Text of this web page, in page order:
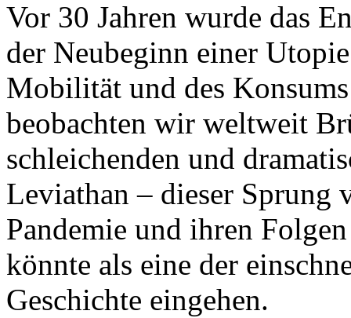
Vor 30 Jahren wurde das
der Neubeginn einer
Mobilität und des
beobachten wir weltweit
schleichenden und
Leviathan – dieser Sprung
Pandemie und ihren
könnte als eine der
Geschichte eingehen.